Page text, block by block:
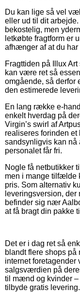
Du kan lige så vel
eller ud til dit
bekostelig, men
letkøbte fragtform er
afhænger af at du
Fragttiden på Illux
kan være ret så
omgående, så derfor
den estimerede
En lang række e-
enkelt hverdag på
Virgin’s swirl af
realiseres forinden
sandsynligvis kan nå
personalet får fri.
Nogle få netbutikker
men i mange tilfælde
pris. Som alternativ
leveringsversion,
befinder sig nær
at få bragt din pakke
Det er i dag ret så
blandt flere shops på
internet
salgsværdien på
til mænd og kvinder
tilbyde gratis levering.